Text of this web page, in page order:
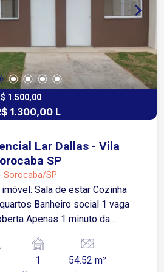
1.500,00
1.300,00 L
Lar Dallas - Vila
SP
Sorocaba/SP
estar Cozinha
Banheiro social 1 vaga
minuto da
1 54.52 m²